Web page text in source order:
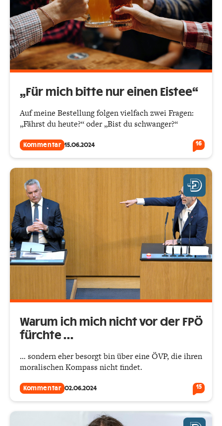
„Für mich bitte nur einen Eistee“
Auf meine Bestellung folgen vielfach zwei Fragen:
„Fährst du heute?“ oder „Bist du schwanger?“
Kommentar 15.06.2024 16
Warum ich mich nicht vor der FPÖ
fürchte …
… sondern eher besorgt bin über eine ÖVP, die ihren
moralischen Kompass nicht findet.
Kommentar 02.06.2024 15